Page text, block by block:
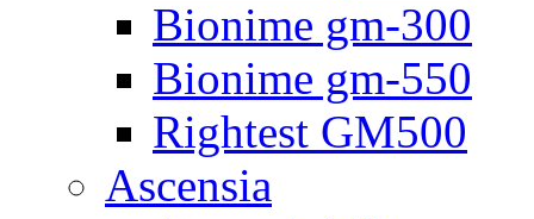
Bionime gm-300
Bionime gm-550
Rightest GM500
Ascensia